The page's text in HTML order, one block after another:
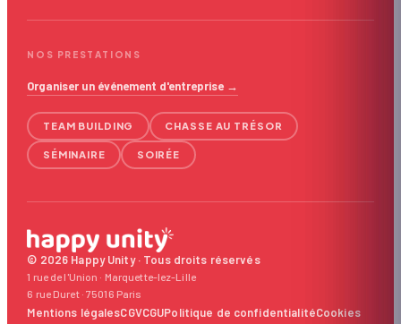
NOS PRESTATIONS
Organiser un événement d'entreprise →
TEAM BUILDING CHASSE AU TRÉSOR
SÉMINAIRE SOIRÉE
© 2026 Happy Unity · Tous droits réservés
1 rue de l'Union · Marquette-lez-Lille
6 rue Duret · 75016 Paris
Mentions légalesCGVCGUPolitique de confidentialitéCookies